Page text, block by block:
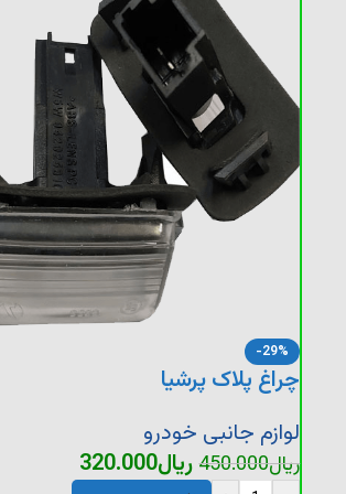
-29%
چراغ پلاک پرشیا
لوازم جانبی خودرو
ریال450.000ریال320.000